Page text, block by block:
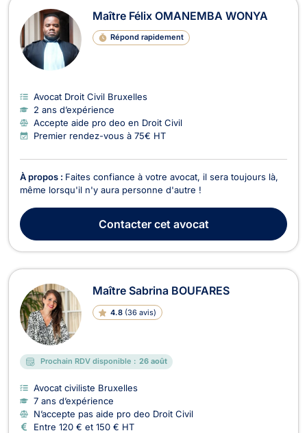
Maître Félix OMANEMBA WONYA
Répond rapidement
Avocat Droit Civil Bruxelles
2 ans d’expérience
Accepte aide pro deo en Droit Civil
Premier rendez-vous à 75€ HT
À propos : Faites confiance à votre avocat, il sera toujours là,
même lorsqu'il n'y aura personne d'autre !
Contactercet avocat
Maître Sabrina BOUFARES
4.8 (36 avis)
Prochain RDV disponible : 26 août
Avocat civiliste Bruxelles
7 ans d’expérience
N’accepte pas aide pro deo Droit Civil
Entre 120 € et 150 € HT